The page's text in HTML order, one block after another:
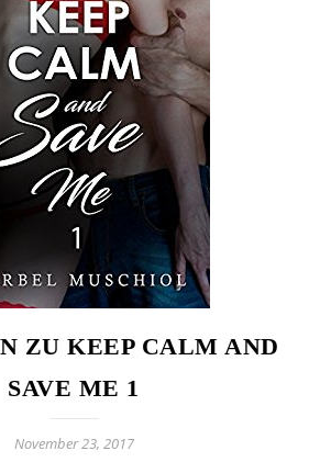
ZU KEEP CALM AND
SAVE ME 1
November 23, 2017